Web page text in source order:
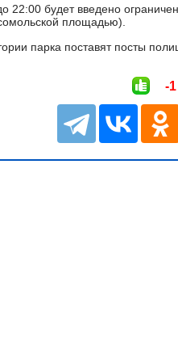
22:00 будет введено
площадью).
парка поставят посты
-1